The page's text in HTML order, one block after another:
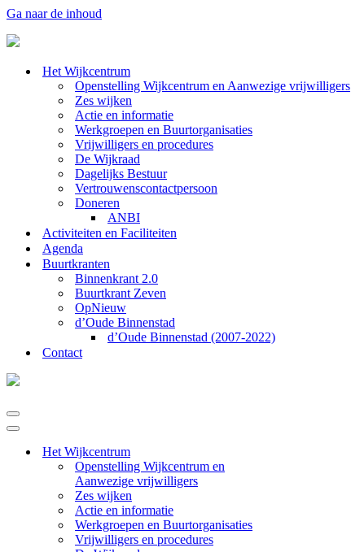
Ga naar de inhoud
Het Wijkcentrum
Openstelling Wijkcentrum en Aanwezige vrijwilligers
Zes wijken
Actie en informatie
Werkgroepen en Buurtorganisaties
Vrijwilligers en procedures
De Wijkraad
Dagelijks Bestuur
Vertrouwenscontactpersoon
Doneren
ANBI
Activiteiten en Faciliteiten
Agenda
Buurtkranten
Binnenkrant 2.0
Buurtkrant Zeven
OpNieuw
d’Oude Binnenstad
d’Oude Binnenstad (2007-2022)
Contact
Navigatie
Menu
Navigatie
Het Wijkcentrum
Openstelling Wijkcentrum en
Aanwezige vrijwilligers
Zes wijken
Actie en informatie
Werkgroepen en Buurtorganisaties
Vrijwilligers en procedures